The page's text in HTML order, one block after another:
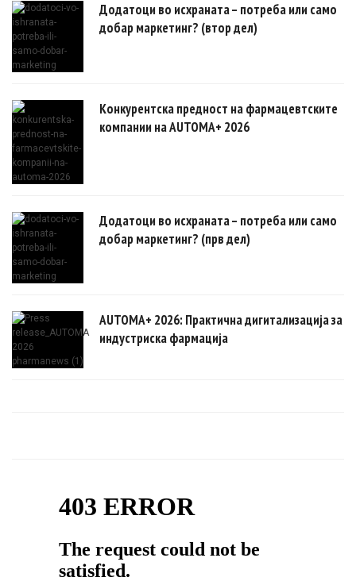
Додатоци во исхраната – потреба или само
добар маркетинг? (втор дел)
Конкурентска предност на фармацевтските
компании на AUTOMA+ 2026
Додатоци во исхраната – потреба или само
добар маркетинг? (прв дел)
AUTOMA+ 2026: Практична дигитализација за
индустриска фармација